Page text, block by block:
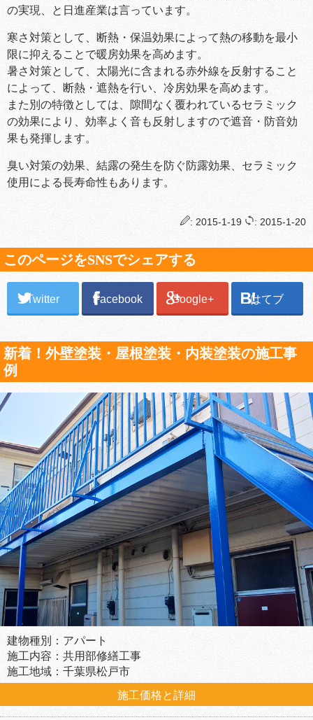
の実現、と日進産業は言っています。
寒さ対策として、断熱・保温効果によって熱の移動を最小
限に抑えることで暖房効果を高めます。
暑さ対策として、太陽光に含まれる赤外線を反射すること
によって、断熱・遮熱を行い、冷房効果を高めます。
また別の特徴としては、隙間なく覆われているセラミック
の効果により、効率よく音も反射しますので遮音・防音効
果も発揮します。
臭い対策の効果、結露の発生を防ぐ防露効果、セラミック
使用による長寿命性もあります。
: 2015-1-19 : 2015-1-20
このページをSNSでシェアする
Twitter Facebook Google+ はてブ
新着！外壁塗装・屋根塗装・内装塗装の施工事
例
建物種別：アパート
施工内容：共用部修繕工事
施工地域：千葉県松戸市
施工価格と詳細